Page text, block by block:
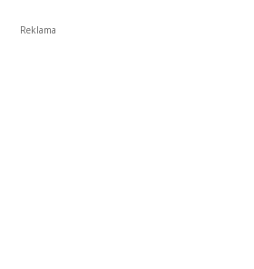
Reklama